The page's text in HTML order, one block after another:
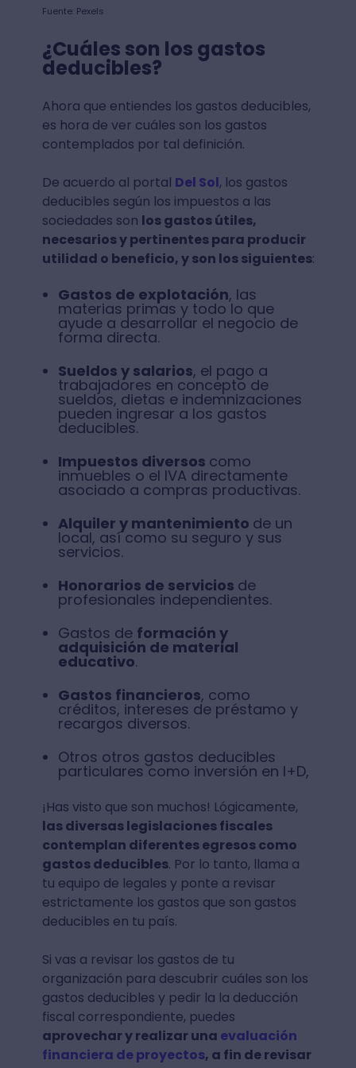
Fuente: Pexels
¿Cuáles son los gastos
deducibles?
Ahora que entiendes los gastos deducibles,
es hora de ver cuáles son los gastos
contemplados por tal definición.
De acuerdo al portal Del Sol, los gastos
deducibles según los impuestos a las
sociedades son los gastos útiles,
necesarios y pertinentes para producir
utilidad o beneficio, y son los siguientes:
Gastos de explotación, las
materias primas y todo lo que
ayude a desarrollar el negocio de
forma directa.
Sueldos y salarios, el pago a
trabajadores en concepto de
sueldos, dietas e indemnizaciones
pueden ingresar a los gastos
deducibles.
Impuestos diversos como
inmuebles o el IVA directamente
asociado a compras productivas.
Alquiler y mantenimiento de un
local, así como su seguro y sus
servicios.
Honorarios de servicios de
profesionales independientes.
Gastos de formación y
adquisición de material
educativo.
Gastos financieros, como
créditos, intereses de préstamo y
recargos diversos.
Otros otros gastos deducibles
particulares como inversión en I+D,
¡Has visto que son muchos! Lógicamente,
las diversas legislaciones fiscales
contemplan diferentes egresos como
gastos deducibles. Por lo tanto, llama a
tu equipo de legales y ponte a revisar
estrictamente los gastos que son gastos
deducibles en tu país.
Si vas a revisar los gastos de tu
organización para descubrir cuáles son los
gastos deducibles y pedir la la deducción
fiscal correspondiente, puedes
aprovechar y realizar una evaluación
financiera de proyectos, a fin de revisar